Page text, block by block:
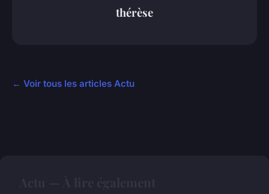
thérèse
← Voir tous les articles Actu